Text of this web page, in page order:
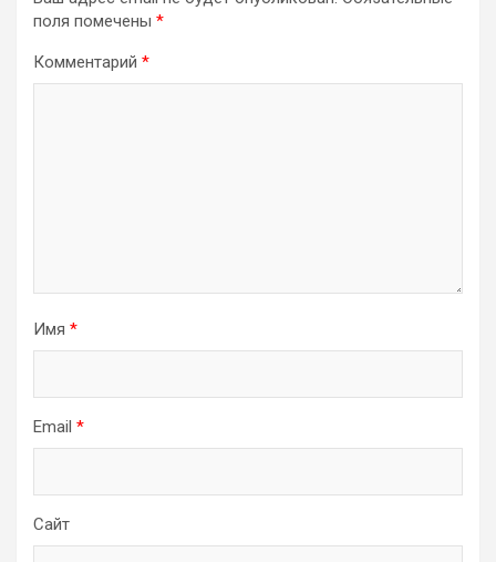
поля помечены *
Комментарий *
Имя *
Email *
Сайт